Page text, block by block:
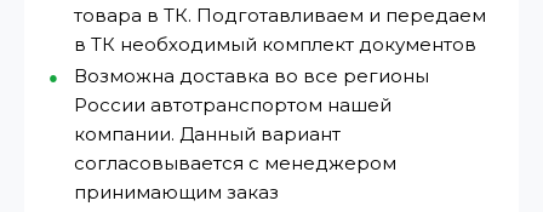
товара в ТК. Подготавливаем и передаем
в ТК необходимый комплект документов
Возможна доставка во все регионы
России автотранспортом нашей
компании. Данный вариант
согласовывается с менеджером
принимающим заказ